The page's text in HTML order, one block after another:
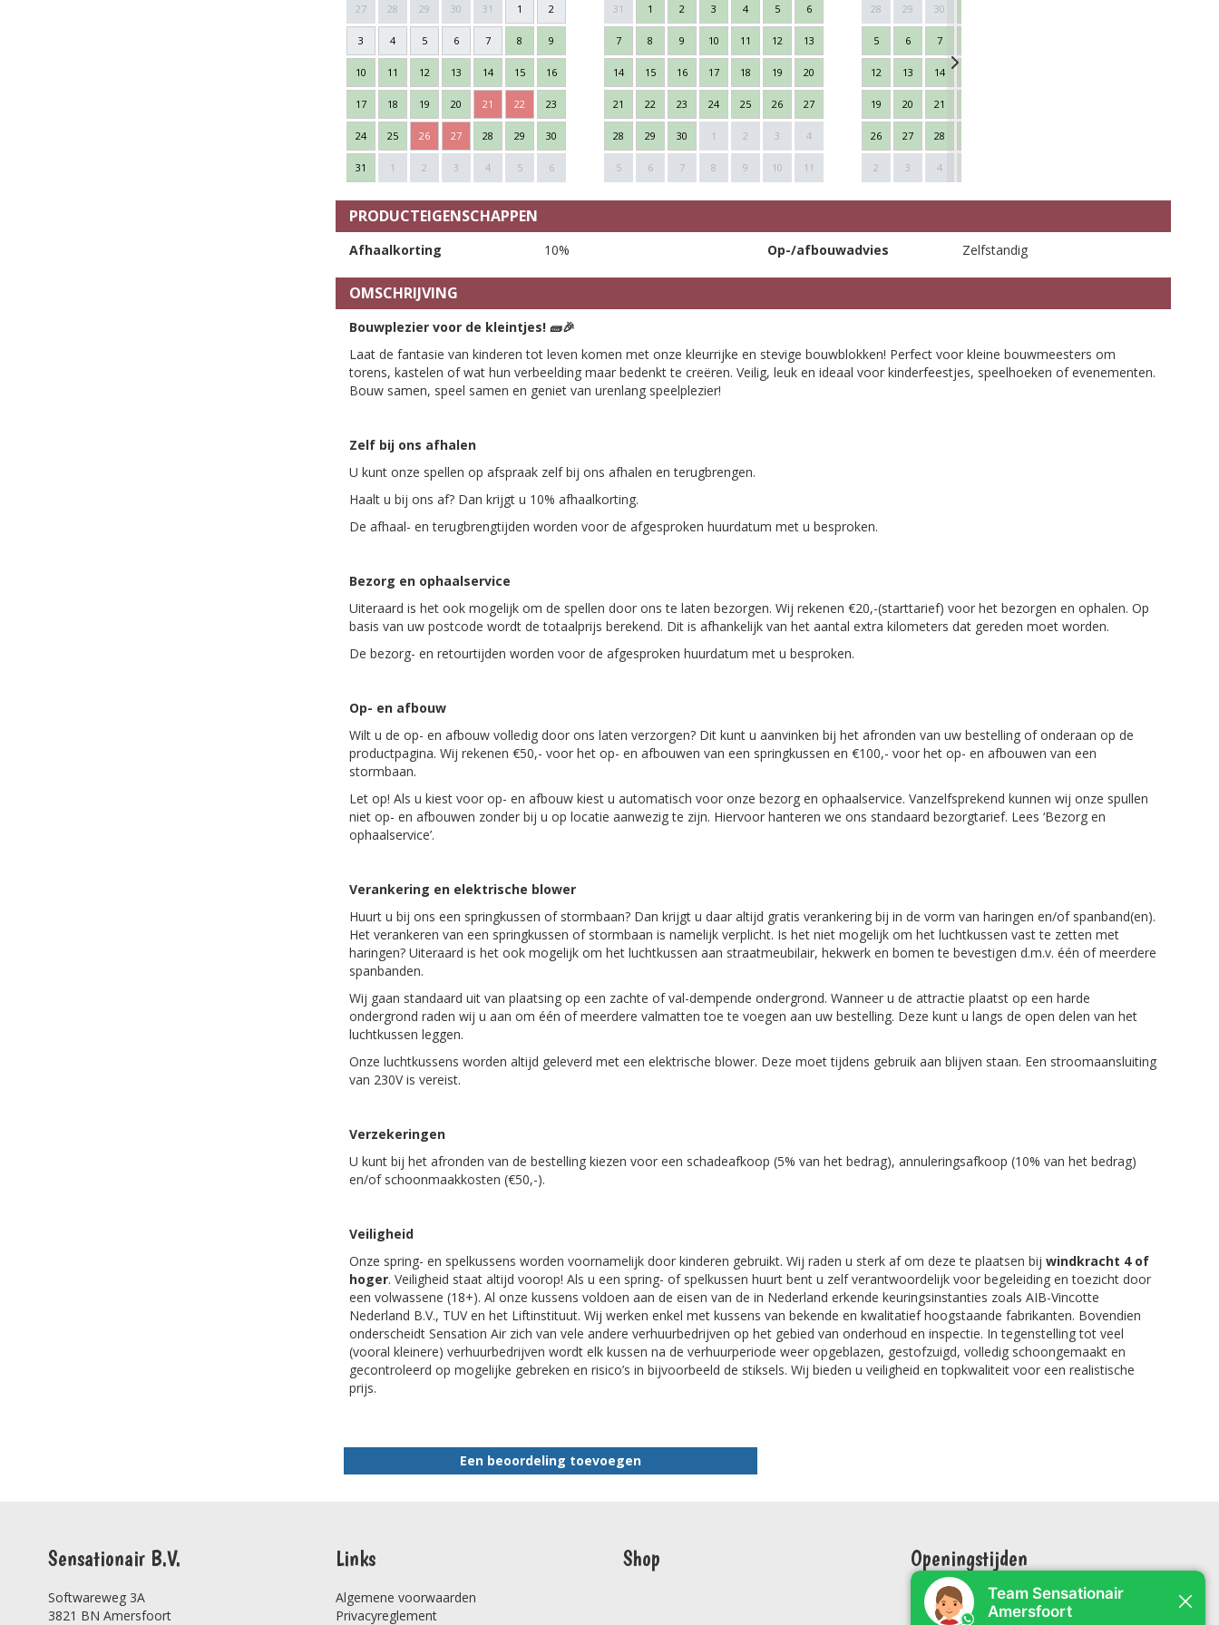
27 28 29 30 31 1 2
3 4 5 6 7 8 9
10 11 12 13 14 15 16
17 18 19 20 21 22 23
24 25 26 27 28 29 30
31 1 2 3 4 5 6
31 1 2 3 4 5 6
7 8 9 10 11 12 13
14 15 16 17 18 19 20
21 22 23 24 25 26 27
28 29 30 1 2 3 4
5 6 7 8 9 10 11
28 29 30
5 6 7
12 13 14
19 20 21
26 27 28
2 3 4
Next
PRODUCTEIGENSCHAPPEN
Afhaalkorting 10% Op-/afbouwadvies Zelfstandig
OMSCHRIJVING
Bouwplezier voor de kleintjes! 🧱🎉
Laat de fantasie van kinderen tot leven komen met onze kleurrijke en stevige bouwblokken! Perfect voor kleine bouwmeesters om
torens, kastelen of wat hun verbeelding maar bedenkt te creëren. Veilig, leuk en ideaal voor kinderfeestjes, speelhoeken of evenementen.
Bouw samen, speel samen en geniet van urenlang speelplezier!
Zelf bij ons afhalen
U kunt onze spellen op afspraak zelf bij ons afhalen en terugbrengen.
Haalt u bij ons af? Dan krijgt u 10% afhaalkorting.
De afhaal- en terugbrengtijden worden voor de afgesproken huurdatum met u besproken.
Bezorg en ophaalservice
Uiteraard is het ook mogelijk om de spellen door ons te laten bezorgen. Wij rekenen €20,-(starttarief) voor het bezorgen en ophalen. Op
basis van uw postcode wordt de totaalprijs berekend. Dit is afhankelijk van het aantal extra kilometers dat gereden moet worden.
De bezorg- en retourtijden worden voor de afgesproken huurdatum met u besproken.
Op- en afbouw
Wilt u de op- en afbouw volledig door ons laten verzorgen? Dit kunt u aanvinken bij het afronden van uw bestelling of onderaan op de
productpagina. Wij rekenen €50,- voor het op- en afbouwen van een springkussen en €100,- voor het op- en afbouwen van een
stormbaan.
Let op! Als u kiest voor op- en afbouw kiest u automatisch voor onze bezorg en ophaalservice. Vanzelfsprekend kunnen wij onze spullen
niet op- en afbouwen zonder bij u op locatie aanwezig te zijn. Hiervoor hanteren we ons standaard bezorgtarief. Lees ‘Bezorg en
ophaalservice’.
Verankering en elektrische blower
Huurt u bij ons een springkussen of stormbaan? Dan krijgt u daar altijd gratis verankering bij in de vorm van haringen en/of spanband(en).
Het verankeren van een springkussen of stormbaan is namelijk verplicht. Is het niet mogelijk om het luchtkussen vast te zetten met
haringen? Uiteraard is het ook mogelijk om het luchtkussen aan straatmeubilair, hekwerk en bomen te bevestigen d.m.v. één of meerdere
spanbanden.
Wij gaan standaard uit van plaatsing op een zachte of val-dempende ondergrond. Wanneer u de attractie plaatst op een harde
ondergrond raden wij u aan om één of meerdere valmatten toe te voegen aan uw bestelling. Deze kunt u langs de open delen van het
luchtkussen leggen.
Onze luchtkussens worden altijd geleverd met een elektrische blower. Deze moet tijdens gebruik aan blijven staan. Een stroomaansluiting
van 230V is vereist.
Verzekeringen
U kunt bij het afronden van de bestelling kiezen voor een schadeafkoop (5% van het bedrag), annuleringsafkoop (10% van het bedrag)
en/of schoonmaakkosten (€50,-).
Veiligheid
Onze spring- en spelkussens worden voornamelijk door kinderen gebruikt. Wij raden u sterk af om deze te plaatsen bij windkracht 4 of
hoger. Veiligheid staat altijd voorop! Als u een spring- of spelkussen huurt bent u zelf verantwoordelijk voor begeleiding en toezicht door
een volwassene (18+). Al onze kussens voldoen aan de eisen van de in Nederland erkende keuringsinstanties zoals AIB-Vincotte
Nederland B.V., TUV en het Liftinstituut. Wij werken enkel met kussens van bekende en kwalitatief hoogstaande fabrikanten. Bovendien
onderscheidt Sensation Air zich van vele andere verhuurbedrijven op het gebied van onderhoud en inspectie. In tegenstelling tot veel
(vooral kleinere) verhuurbedrijven wordt elk kussen na de verhuurperiode weer opgeblazen, gestofzuigd, volledig schoongemaakt en
gecontroleerd op mogelijke gebreken en risico’s in bijvoorbeeld de stiksels. Wij bieden u veiligheid en topkwaliteit voor een realistische
prijs.
Een beoordeling toevoegen
Sensationair B.V.
Softwareweg 3A
3821 BN Amersfoort
Links
Algemene voorwaarden
Privacyreglement
Shop Openingstijden
Maandag: 09:00 tot 17:00